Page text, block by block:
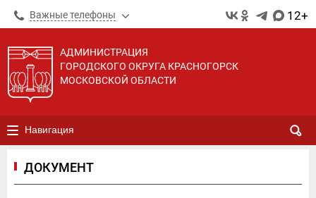
Важные телефоны 12+
АДМИНИСТРАЦИЯ
ГОРОДСКОГО ОКРУГА КРАСНОГОРСК
МОСКОВСКОЙ ОБЛАСТИ
Навигация
ДОКУМЕНТ